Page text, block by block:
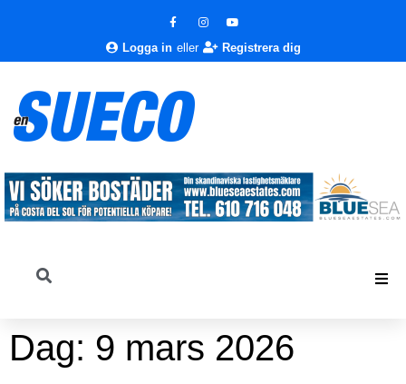
Logga in eller Registrera dig
Dag: 9 mars 2026